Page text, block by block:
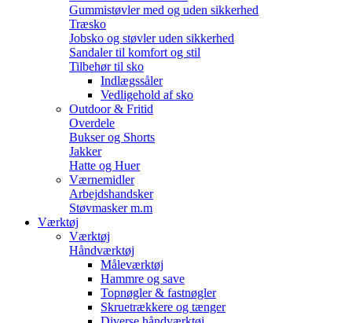
Gummistøvler med og uden sikkerhed
Træsko
Jobsko og støvler uden sikkerhed
Sandaler til komfort og stil
Tilbehør til sko
Indlægssåler
Vedligehold af sko
Outdoor & Fritid
Overdele
Bukser og Shorts
Jakker
Hatte og Huer
Værnemidler
Arbejdshandsker
Støvmasker m.m
Værktøj
Værktøj
Håndværktøj
Måleværktøj
Hammre og save
Topnøgler & fastnøgler
Skruetrækkere og tænger